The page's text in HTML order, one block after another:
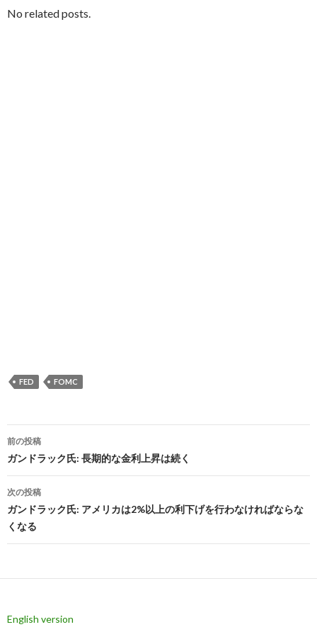
No related posts.
FED FOMC
投
稿
ナ
ビ
ゲ
シ
前の投稿
ガンドラック氏: 長期的な金利上昇は続く
次の投稿
ガンドラック氏: アメリカは2%以上の利下げを行わなければならな
くなる
English version